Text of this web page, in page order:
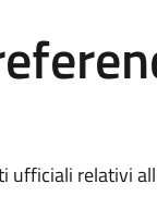
ufficiali relativi